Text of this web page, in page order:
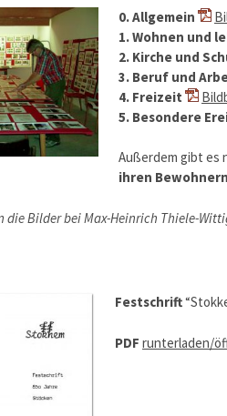
0. Allgemein
1. Wohnen und
2. Kirche und
3. Beruf und
4. Freizeit
5. Besondere
Außerdem gibt es
ihren
die Bilder bei Max-Heinrich Thiele-
Festschrift
PDF runterladen/